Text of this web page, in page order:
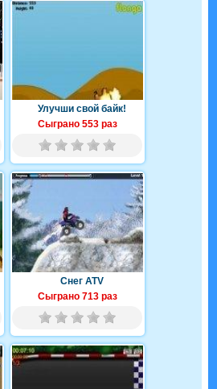
Улучши свой байк!
Сыграно 553 раз
Снег ATV
Сыграно 713 раз